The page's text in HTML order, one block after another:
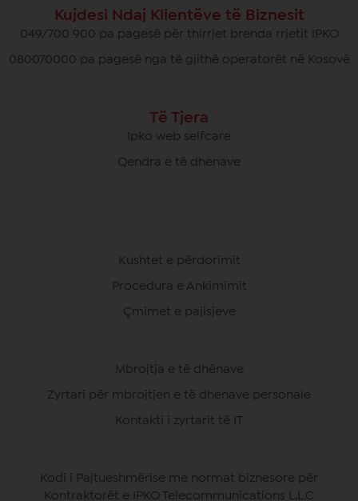
Kujdesi Ndaj Klientëve të Biznesit
049/700 900 pa pagesë për thirrjet brenda rrjetit IPKO
080070000 pa pagesë nga të gjithë operatorët në Kosovë
Të Tjera
Ipko web selfcare
Qendra e të dhenave
Kushtet e përdorimit
Procedura e Ankimimit
Çmimet e pajisjeve
Mbrojtja e të dhënave
Zyrtari për mbrojtjen e të dhenave personale
Kontakti i zyrtarit të IT
Kodi i Pajtueshmërise me normat biznesore për
Kontraktorët e IPKO Telecommunications L.L.C